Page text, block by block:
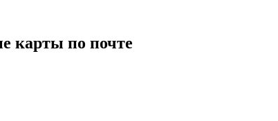
карты по почте